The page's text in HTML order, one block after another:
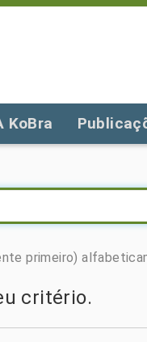
KoBra
primeiro)
critério.